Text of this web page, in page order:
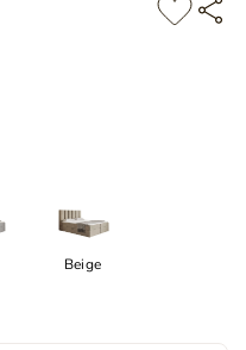
Beige